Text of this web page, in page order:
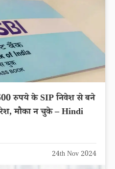
रुपये के SIP निवेश से बने
मौका न चुके – Hindi
24th Nov 2024